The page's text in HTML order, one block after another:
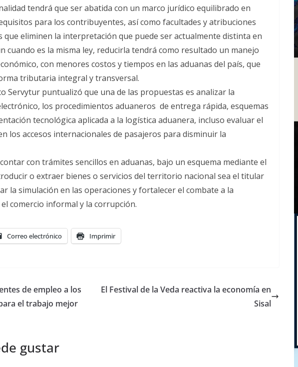
tendrá que ser abatida con un marco jurídico equilibrado en
para los contribuyentes, así como facultades y atribuciones
que eliminen la interpretación que puede ser actualmente distinta en
cuando es la misma ley, reducirla tendrá como resultado un manejo
con menores costos y tiempos en las aduanas del país, que
tributaria integral y transversal.
Servytur puntualizó que una de las propuestas es analizar la
los procedimientos aduaneros de entrega rápida, esquemas
tecnológica aplicada a la logística aduanera, incluso evaluar el
los accesos internacionales de pasajeros para disminuir la
con trámites sencillos en aduanas, bajo un esquema mediante el
o extraer bienes o servicios del territorio nacional sea el titular
la simulación en las operaciones y fortalecer el combate a la
comercio informal y la corrupción.
Correo electrónico Imprimir
de empleo a los
el trabajo mejor
El Festival de la Veda reactiva la economía en
Sisal
gustar